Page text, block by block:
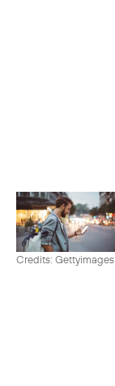
Credits: Gettyimages